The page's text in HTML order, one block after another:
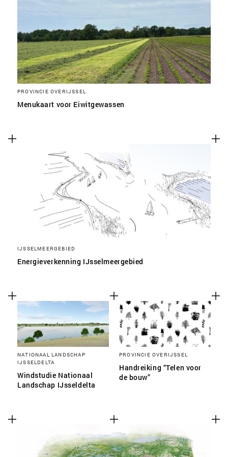
PROVINCIE OVERIJSSEL
Menukaart voor Eiwitgewassen
IJSSELMEERGEBIED
Energieverkenning IJsselmeergebied
NATIONAAL LANDSCHAP
IJSSELDELTA
Windstudie Nationaal
Landschap IJsseldelta
PROVINCIE OVERIJSSEL
Handreiking “Telen voor
de bouw”